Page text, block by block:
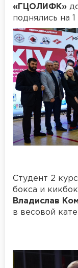
«ГЦОЛИФК»
поднялись на
Студент 2
бокса и
Владислав
в весовой